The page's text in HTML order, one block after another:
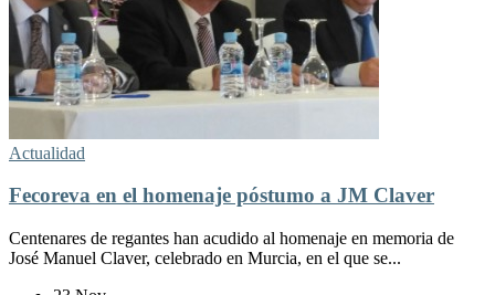
Actualidad
Fecoreva en el homenaje póstumo a JM Claver
Centenares de regantes han acudido al homenaje en memoria de
José Manuel Claver, celebrado en Murcia, en el que se...